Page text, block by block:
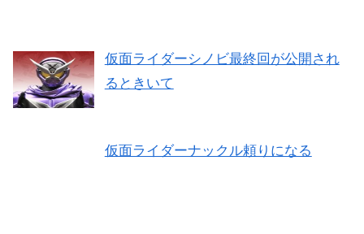
仮面ライダーシノビ最終回が公開され
るときいて
仮面ライダーナックル頼りになる